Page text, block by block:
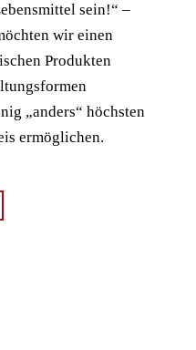
sein!“ –
wir einen
Produkten
„anders“ höchsten
ermöglichen.